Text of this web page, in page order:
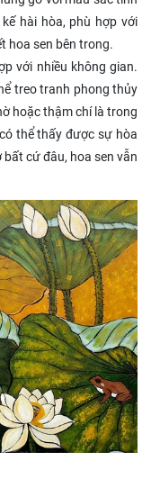
hài hòa, phù hợp với
hoa sen bên trong.
với nhiều không gian.
treo tranh phong thủy
hoặc thậm chí là trong
thể thấy được sự hòa
cứ đâu, hoa sen vẫn